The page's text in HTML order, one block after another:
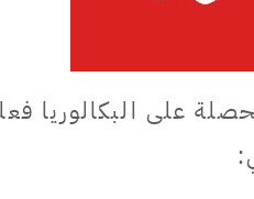
على البكالوريا